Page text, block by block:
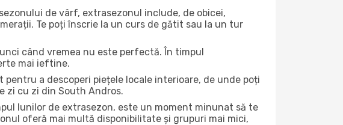
de vârf, extrasezonul include, de obicei,
Te poți înscrie la un curs de gătit sau la un tur
când vremea nu este perfectă. În timpul
mai ieftine.
a descoperi piețele locale interioare, de unde poți
zi cu zi din South Andros.
lunilor de extrasezon, este un moment minunat să te
oferă mai multă disponibilitate și grupuri mai mici,